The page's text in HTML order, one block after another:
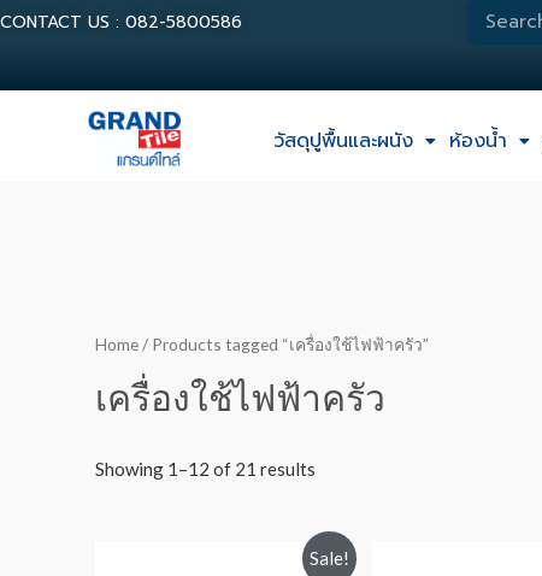
CONTACT US : 082-5800586
วัสดุปูพื้นและผนัง ห้องน้ำ
Home/ Products tagged “เครื่องใช้ไฟฟ้าครัว”
เครื่องใช้ไฟฟ้าครัว
Showing 1–12 of 21 results
Sale!